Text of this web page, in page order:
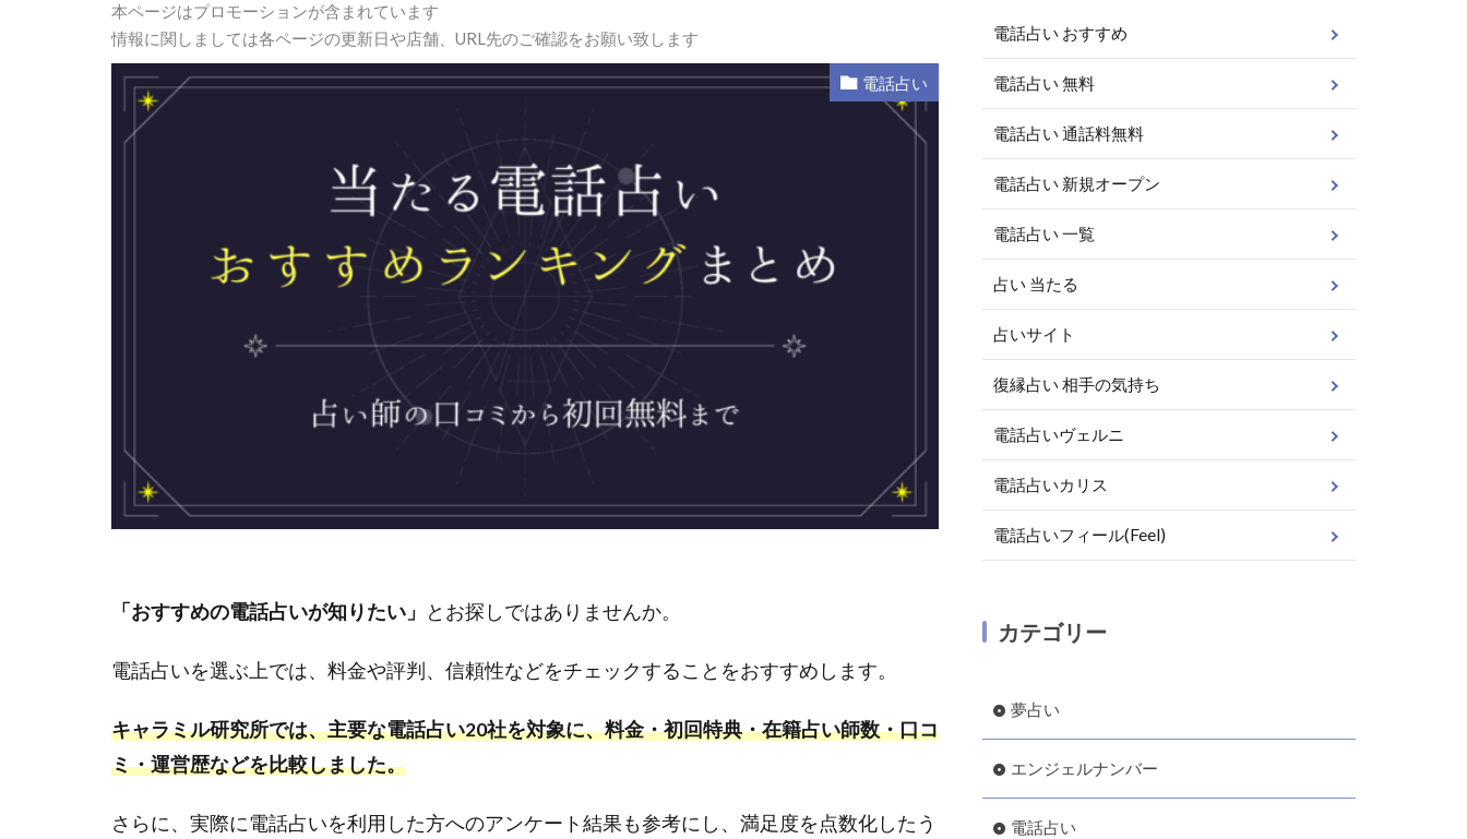
本ページはプロモーションが含まれています
情報に関しましては各ページの更新日や店舗、URL先のご確認をお願い致します
電話占い
「おすすめの電話占いが知りたい」 とお探しではありませんか。
電話占いを選ぶ上では、料金や評判、信頼性などをチェックすることをおすすめします。
キャラミル研究所では、主要な電話占い20社を対象に、料金・初回特典・在籍占い師数・口コ
ミ・運営歴などを比較しました。
さらに、実際に電話占いを利用した方へのアンケート結果も参考にし、満足度を点数化したう
電話占い おすすめ
電話占い 無料
電話占い 通話料無料
電話占い 新規オープン
電話占い 一覧
占い 当たる
占いサイト
復縁占い 相手の気持ち
電話占いヴェルニ
電話占いカリス
電話占いフィール(Feel)
カテゴリー
夢占い
エンジェルナンバー
電話占い